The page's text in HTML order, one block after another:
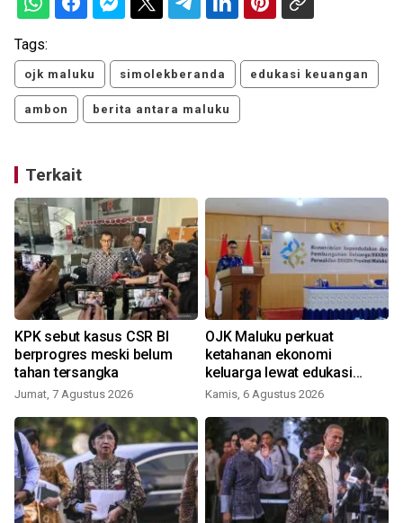
Tags:
ojk maluku simolekberanda edukasi keuangan
ambon berita antara maluku
Terkait
KPK sebut kasus CSR BI
berprogres meski belum
tahan tersangka
Jumat, 7 Agustus 2026
OJK Maluku perkuat
ketahanan ekonomi
keluarga lewat edukasi
literasi keuangan bagi
Kamis, 6 Agustus 2026